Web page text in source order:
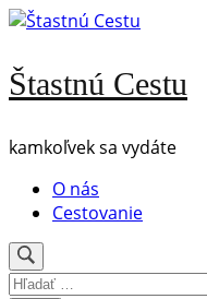
Skip
content
(Press
Štastnú Cestu
kamkoľvek sa vydáte
O nás
Cestovanie
Hľadať: